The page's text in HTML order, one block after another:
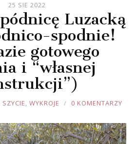
25 SIE 2022
Luzacką
spodnie!
gotowego
i “własnej
SZYCIE, WYKROJE 0 KOMENTARZY